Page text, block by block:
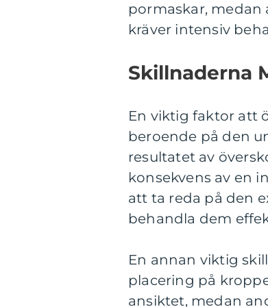
pormaskar, medan
kräver intensiv
Skillnaderna
En viktig faktor att
beroende på den
resultatet av
konsekvens av en
att ta reda på den
behandla dem
En annan viktig
placering på
ansiktet, medan